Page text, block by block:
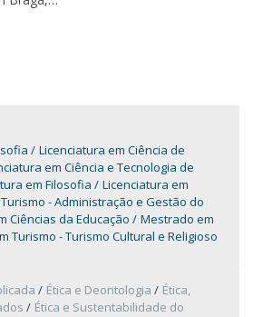
Licenciatura em Ciência de
em Ciência e Tecnologia de
em Filosofia
Licenciatura em
- Administração e Gestão do
Ciências da Educação
Mestrado em
Turismo - Turismo Cultural e Religioso
Ética e Deontologia
Ética,
Ética e Sustentabilidade do